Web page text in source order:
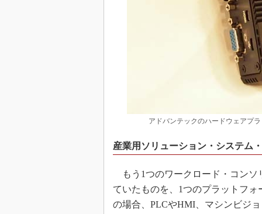
アドバンテックのハードウェアプ
産業用ソリューション・システム
もう1つのワークロード・コンソ
ていたものを、1つのプラットフ
の場合、PLCやHMI、マシンビジ